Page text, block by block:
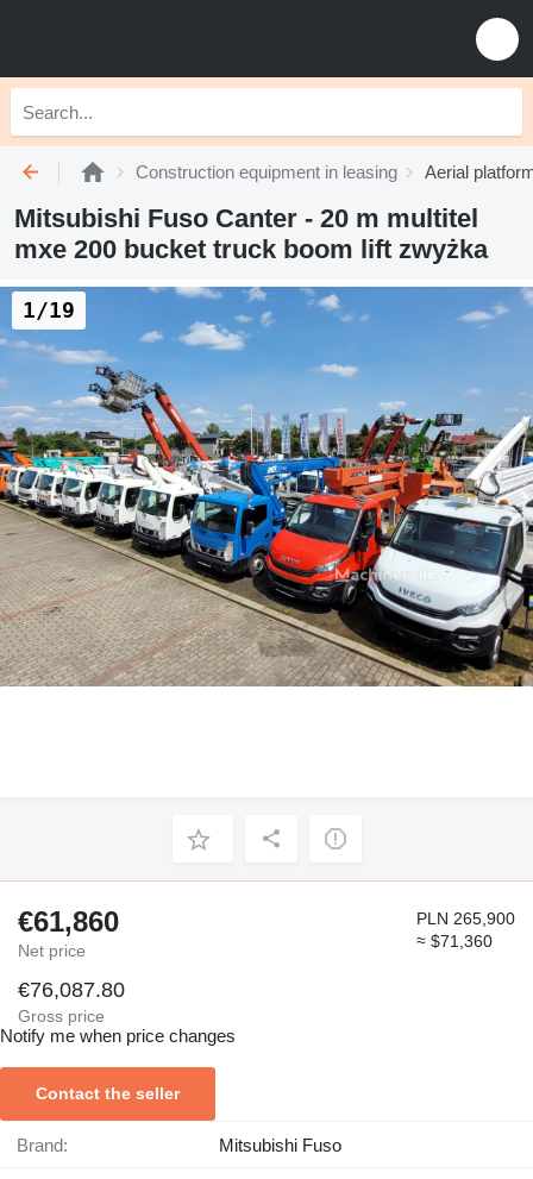
Construction equipment in leasing Aerial
Mitsubishi Fuso Canter - 20 m multitel
mxe 200 bucket truck boom lift zwyżka
1/19
€61,860
Net price
PLN 265,900
≈ $71,360
€76,087.80
Gross price
Notify me when price changes
Contact the seller
Brand: Mitsubishi Fuso